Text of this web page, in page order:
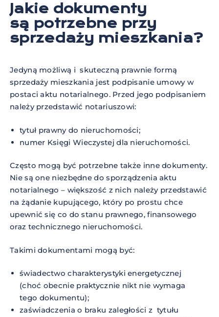
Jakie dokumenty
są potrzebne przy
sprzedaży mieszkania?
Jedyną możliwą i skuteczną prawnie formą
sprzedaży mieszkania jest podpisanie umowy w
postaci aktu notarialnego. Przed jego podpisaniem
należy przedstawić notariuszowi:
tytuł prawny do nieruchomości;
numer Księgi Wieczystej dla nieruchomości.
Często mogą być potrzebne także inne dokumenty.
Nie są one niezbędne do sporządzenia aktu
notarialnego – większość z nich należy przedstawić
na żądanie kupującego, który po prostu chce
upewnić się co do stanu prawnego, finansowego
oraz technicznego nieruchomości.
Takimi dokumentami mogą być:
świadectwo charakterystyki energetycznej
(choć obecnie praktycznie nikt nie wymaga
tego dokumentu);
zaświadczenia o braku zaległości z tytułu